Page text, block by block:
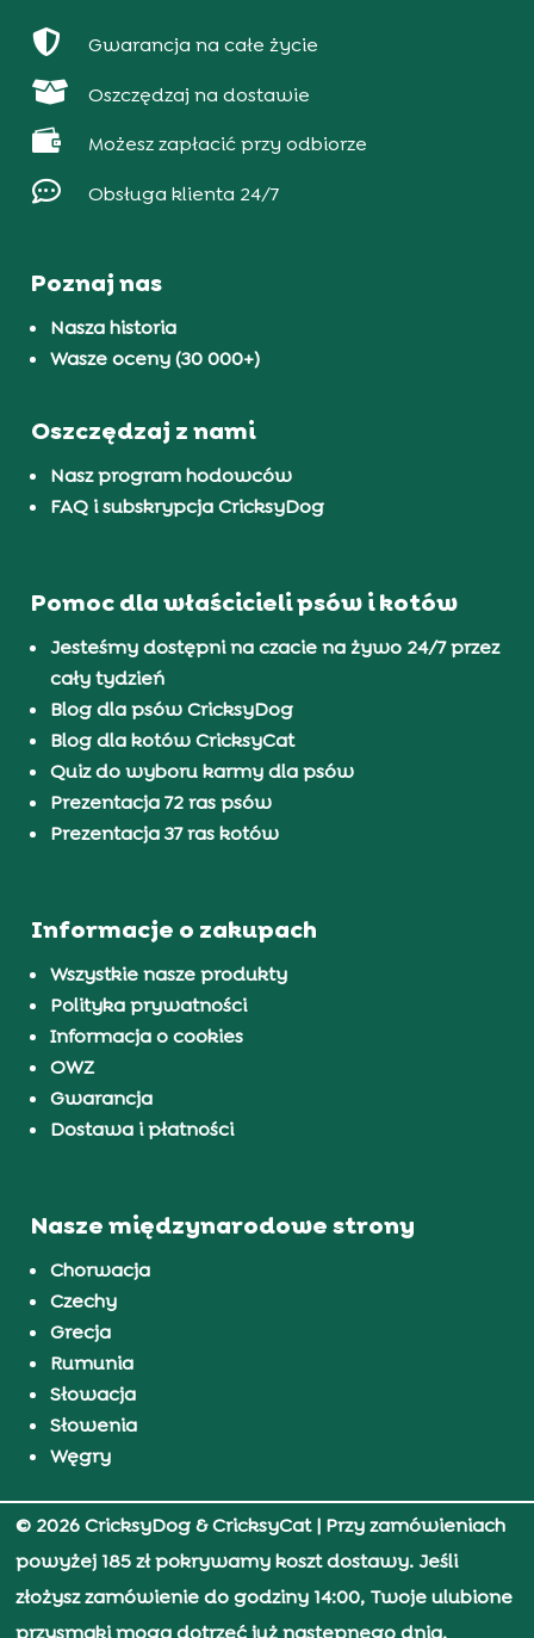
 Gwarancja na całe życie
 Oszczędzaj na dostawie
 Możesz zapłacić przy odbiorze
 Obsługa klienta 24/7
Poznaj nas
Nasza historia
Wasze oceny (30 000+)
Oszczędzaj z nami
Nasz program hodowców
FAQ i subskrypcja CricksyDog
Pomoc dla właścicieli psów i kotów
Jesteśmy dostępni na czacie na żywo 24/7 przez
cały tydzień
Blog dla psów CricksyDog
Blog dla kotów CricksyCat
Quiz do wyboru karmy dla psów
Prezentacja 72 ras psów
Prezentacja 37 ras kotów
Informacje o zakupach
Wszystkie nasze produkty
Polityka prywatności
Informacja o cookies
OWZ
Gwarancja
Dostawa i płatności
Nasze międzynarodowe strony
Chorwacja
Czechy
Grecja
Rumunia
Słowacja
Słowenia
Węgry
© 2026 CricksyDog & CricksyCat| Przy zamówieniach
powyżej 185 zł pokrywamy koszt dostawy. Jeśli
złożysz zamówienie do godziny 14:00, Twoje ulubione
przysmaki mogą dotrzeć już następnego dnia.